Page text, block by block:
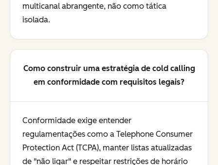
multicanal abrangente, não como tática
isolada.
Como construir uma estratégia de cold calling
em conformidade com requisitos legais?
Conformidade exige entender
regulamentações como a Telephone Consumer
Protection Act (TCPA), manter listas atualizadas
de "não ligar" e respeitar restrições de horário